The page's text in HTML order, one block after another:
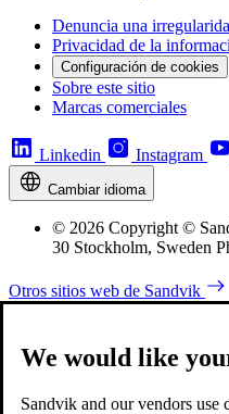
Denuncia una
Privacidad de la
Configuración de cookies
Sobre este sitio
Marcas comerciales
Linkedin Instagram
Cambiar idioma
© 2026 Copyright ©
30 Stockholm, Sweden
Otros sitios web de Sandvik
We would like
Sandvik and our vendors use